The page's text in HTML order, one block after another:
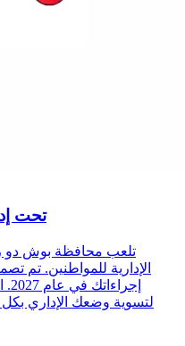
تحت
تلعب محافظة بوش دو
الإدارية للمواطنين. تم
لتسوية وضعك الإداري